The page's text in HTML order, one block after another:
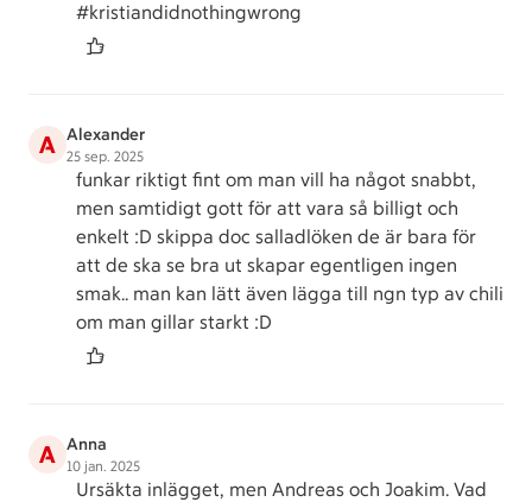
#kristiandidnothingwrong
A Alexander
25 sep. 2025
funkar riktigt fint om man vill ha något snabbt,
men samtidigt gott för att vara så billigt och
enkelt :D skippa doc salladlöken de är bara för
att de ska se bra ut skapar egentligen ingen
smak.. man kan lätt även lägga till ngn typ av chili
om man gillar starkt :D
A Anna
10 jan. 2025
Ursäkta inlägget, men Andreas och Joakim. Vad